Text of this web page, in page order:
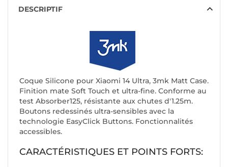
DESCRIPTIF
Coque Silicone pour Xiaomi 14 Ultra, 3mk Matt Case.
Finition mate Soft Touch et ultra-fine. Conforme au
test Absorber125, résistante aux chutes d'1.25m.
Boutons redessinés ultra-sensibles avec la
technologie EasyClick Buttons. Fonctionnalités
accessibles.
CARACTÉRISTIQUES ET POINTS FORTS: